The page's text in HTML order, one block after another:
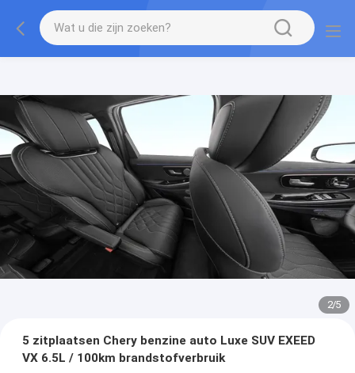
2/5
5 zitplaatsen Chery benzine auto Luxe SUV EXEED
VX 6.5L / 100km brandstofverbruik